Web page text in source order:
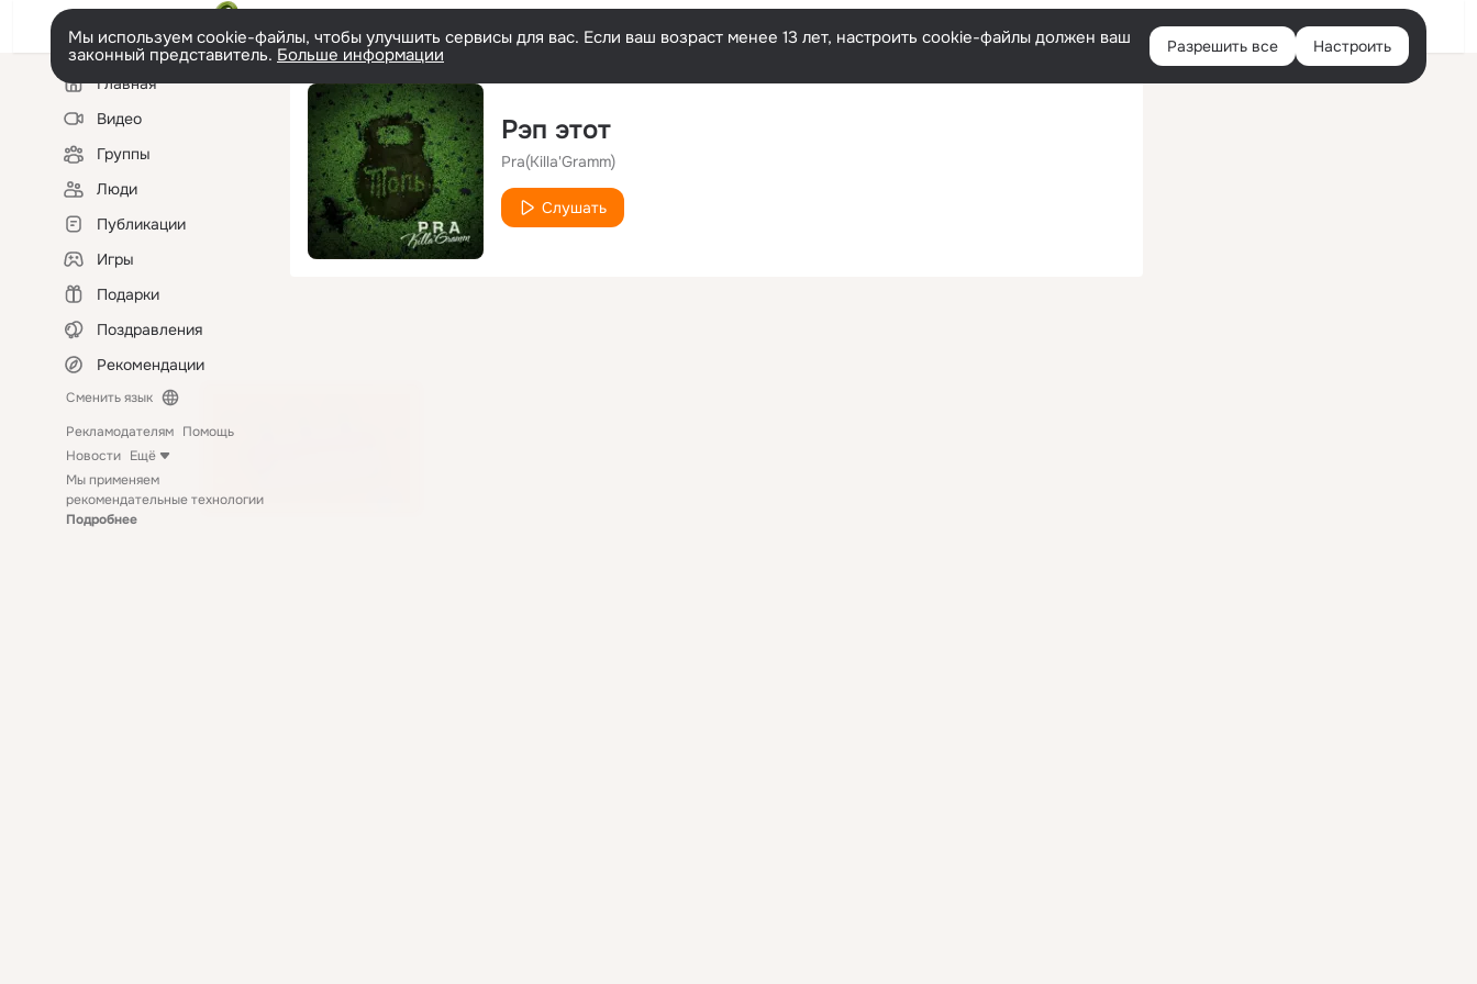
Войти
Мы используем cookie-файлы, чтобы улучшить сервисы для вас. Если ваш возраст менее 13 лет, настроить cookie-файлы должен ваш
законный представитель. Больше информации Разрешить все Настроить
Левая
колонкаГлавная
Видео
Группы
Люди
Публикации
Игры
Подарки
Поздравления
Рекомендации
Сменить язык
Рекламодателям Помощь
Новости Ещё
Мы применяем
рекомендательные технологии
Подробнее
Рэп этот
Pra(Killa'Gramm)
Слушать